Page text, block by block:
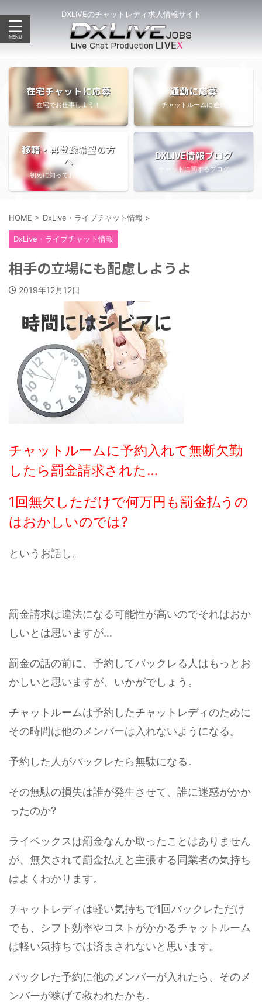
DXLIVEのチャットレディ求人情報サイト
在宅チャットに応募
在宅でお仕事しよう！
通勤に応募
チャットルームに通勤
移籍・再登録希望の方
へ
初めに知っておきたい情報
DXLIVE情報ブログ
チャットに関するブログ
HOME > DxLive・ライブチャット情報 >
DxLive・ライブチャット情報
相手の立場にも配慮しようよ
2019年12月12日
チャットルームに予約入れて無断欠勤
したら罰金請求された…
1回無欠しただけで何万円も罰金払うの
はおかしいのでは?
というお話し。
罰金請求は違法になる可能性が高いのでそれはおか
しいとは思いますが…
罰金の話の前に、予約してバックレる人はもっとお
かしいと思いますが、いかがでしょう。
チャットルームは予約したチャットレディのために
その時間は他のメンバーは入れないようになる。
予約した人がバックレたら無駄になる。
その無駄の損失は誰が発生させて、誰に迷惑がかか
ったのか?
ライベックスは罰金なんか取ったことはありません
が、無欠されて罰金払えと主張する同業者の気持ち
はよくわかります。
チャットレディは軽い気持ちで1回バックレただけ
でも、シフト効率やコストがかかるチャットルーム
は軽い気持ちでは済まされないと思います。
バックレた予約に他のメンバーが入れたら、そのメ
ンバーが稼げて救われたかも。